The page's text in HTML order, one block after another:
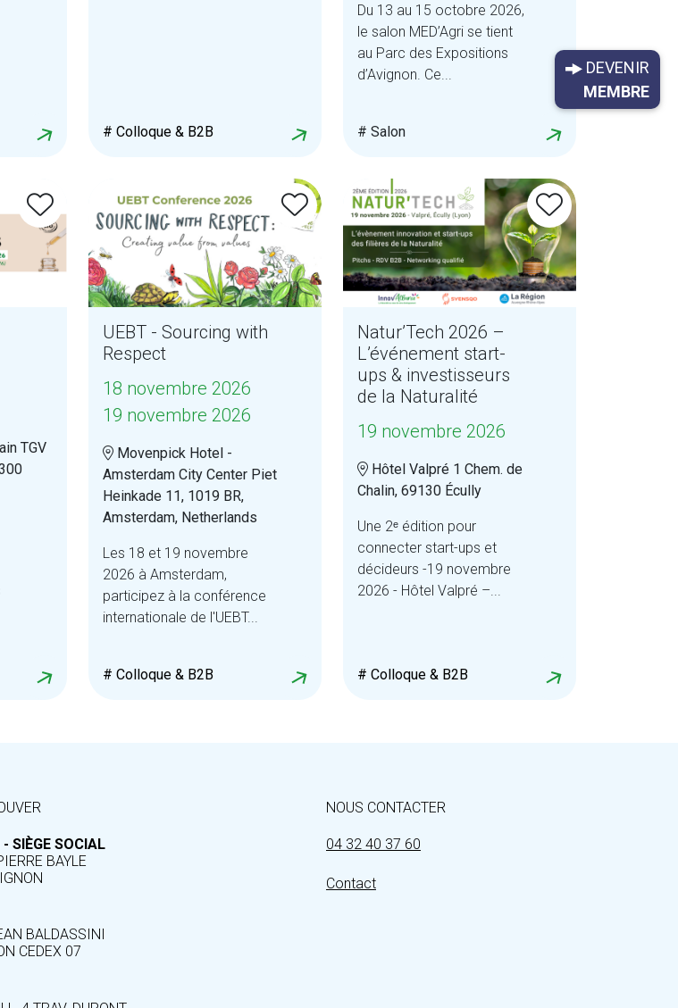
# Colloque & B2B
Du 13 au 15 octobre 2026,
le salon MED’Agri se tient
au Parc des Expositions
d’Avignon. Ce...
# Salon
TGV
UEBT - Sourcing with
Respect
18 novembre 2026
19 novembre 2026
Movenpick Hotel -
Amsterdam City Center Piet
Heinkade 11, 1019 BR,
Amsterdam, Netherlands
Les 18 et 19 novembre
2026 à Amsterdam,
participez à la conférence
internationale de l'UEBT...
# Colloque & B2B
Natur’Tech 2026 –
L’événement start-
ups & investisseurs
de la Naturalité
19 novembre 2026
Hôtel Valpré 1 Chem. de
Chalin, 69130 Écully
Une 2ᵉ édition pour
connecter start-ups et
décideurs -19 novembre
2026 - Hôtel Valpré –...
# Colloque & B2B
DEVENIR
MEMBRE
SIÈGE SOCIAL
BAYLE
BALDASSINI
CEDEX 07
NOUS CONTACTER
04 32 40 37 60
Contact